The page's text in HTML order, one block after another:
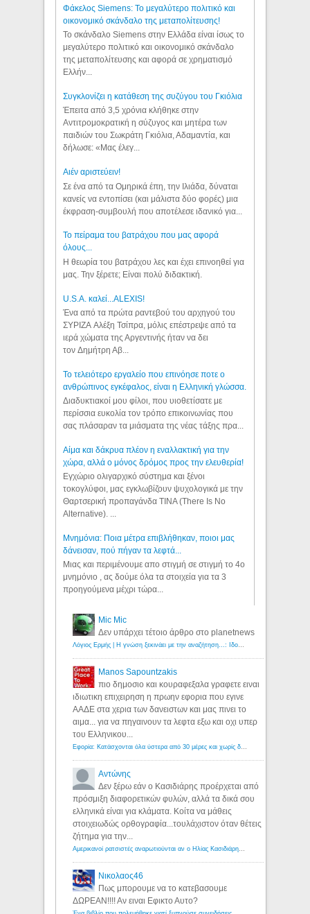
Φάκελος Siemens: Το μεγαλύτερο πολιτικό και
οικονομικό σκάνδαλο της μεταπολίτευσης!
Το σκάνδαλο Siemens στην Ελλάδα είναι ίσως το
μεγαλύτερο πολιτικό και οικονομικό σκάνδαλο
της μεταπολίτευσης και αφορά σε χρηματισμό
Ελλήν...
Συγκλονίζει η κατάθεση της συζύγου του Γκιόλια
Έπειτα από 3,5 χρόνια κλήθηκε στην
Αντιτρομοκρατική η σύζυγος και μητέρα των
παιδιών του Σωκράτη Γκιόλια, Αδαμαντία, και
δήλωσε: «Μας έλεγ...
Aιέν αριστεύειν!
Σε ένα από τα Ομηρικά έπη, την Ιλιάδα, δύναται
κανείς να εντοπίσει (και μάλιστα δύο φορές) μια
έκφραση-συμβουλή που αποτέλεσε ιδανικό για...
Το πείραμα του βατράχου που μας αφορά
όλους...
Η θεωρία του βατράχου λες και έχει επινοηθεί για
μας. Την ξέρετε; Είναι πολύ διδακτική.
U.S.A. καλεί...ALEXIS!
Ένα από τα πρώτα ραντεβού του αρχηγού του
ΣΥΡΙΖΑ Αλέξη Τσίπρα, μόλις επέστρεψε από τα
ιερά χώματα της Αργεντινής ήταν να δει
τον Δημήτρη Αβ...
Το τελειότερο εργαλείο που επινόησε ποτε ο
ανθρώπινος εγκέφαλος, είναι η Ελληνική γλώσσα.
Διαδυκτιακοί μου φίλοι, που υιοθετίσατε με
περίσσια ευκολία τον τρόπο επικοινωνίας που
σας πλάσαραν τα μιάσματα της νέας τάξης πρα...
Αίμα και δάκρυα πλέον η εναλλακτική για την
χώρα, αλλά ο μόνος δρόμος προς την ελευθερία!
Εγχώριο ολιγαρχικό σύστημα και ξένοι
τοκογλύφοι, μας εγκλωβίζουν ψυχολογικά με την
Θαρτσερική προπαγάνδα TINA (There Is No
Alternative). ...
Μνημόνια: Ποια μέτρα επιβλήθηκαν, ποιοι μας
δάνεισαν, πού πήγαν τα λεφτά...
Μιας και περιμένουμε απο στιγμή σε στιγμή το 4ο
μνημόνιο , ας δούμε όλα τα στοιχεία για τα 3
προηγούμενα μέχρι τώρα...
Mic Mic
Δεν υπάρχει τέτοιο άρθρο στο planetnews
Manos Sapountzakis
πιο δημοσιο και κουραφεξαλα γραφετε ειναι
ιδιωτικη επιχειρηση η πρωην εφορια που εγινε
ΑΑΔΕ στα χερια των δανειστων και μας πινει το
αιμα... για να πηγαινουν τα λεφτα εξω και οχι υπερ
του Ελληνικου...
Αντώνης
Δεν ξέρω εάν ο Κασιδιάρης προέρχεται από
πρόσμιξη διαφορετικών φυλών, αλλά τα δικά σου
ελληνικά είναι για κλάματα. Κοίτα να μάθεις
στοιχειωδώς ορθογραφία...τουλάχιστον όταν θέτεις
ζήτημα για την...
Νικολαος46
Πως μπορουμε να το κατεβασουμε
ΔΩΡΕΑΝ!!!! Αν ειναι Εφικτο Αυτο?